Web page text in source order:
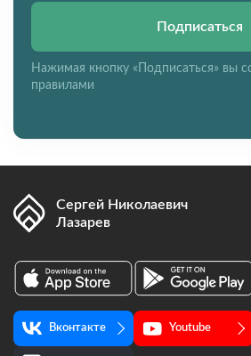
Подписаться
Нажимая кнопку «Подписаться» вы
правилами
Сергей Николаевич
Лазарев
Вконтакте Youtube